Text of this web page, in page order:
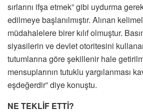
sırlarını ifşa etmek” gibi uydurma
edilmeye başlanılmıştır. Alınan
müdahalelere birer kılıf olmuştur.
siyasilerin ve devlet otoritesini
tutumlarına göre şekillenir hale
mensuplarının tutuklu yargılanması
eşdeğerdir” diye konuştu.
NE TEKLİF ETTİ?